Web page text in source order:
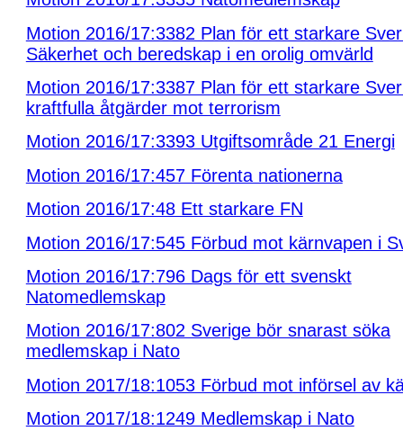
Motion 2016/17:3382 Plan för ett starkare
Säkerhet och beredskap i en orolig omvärld
Motion 2016/17:3387 Plan för ett starkare
kraftfulla åtgärder mot terrorism
Motion 2016/17:3393 Utgiftsområde 21 Energi
Motion 2016/17:457 Förenta nationerna
Motion 2016/17:48 Ett starkare FN
Motion 2016/17:545 Förbud mot kärnvapen i
Motion 2016/17:796 Dags för ett svenskt
Natomedlemskap
Motion 2016/17:802 Sverige bör snarast söka
medlemskap i Nato
Motion 2017/18:1053 Förbud mot införsel av
Motion 2017/18:1249 Medlemskap i Nato